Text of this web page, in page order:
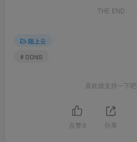
THE END
陌上云
# DDNS
喜欢就支持一下吧
点赞 0 分享